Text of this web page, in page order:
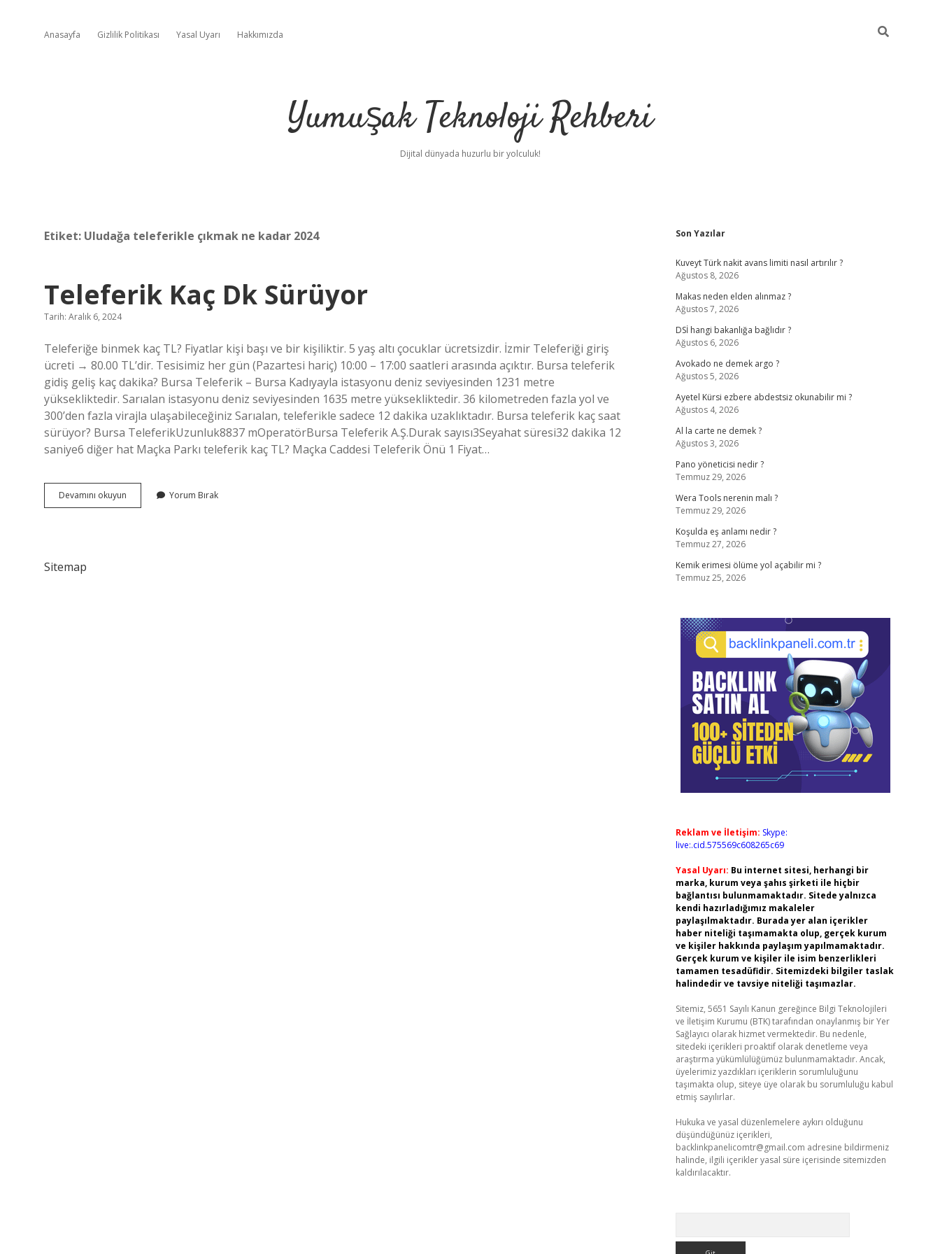
Anasayfa Gizlilik Politikası Yasal Uyarı Hakkımızda
Yumuşak Teknoloji Rehberi
Dijital dünyada huzurlu bir yolculuk!
Etiket: Uludağa teleferikle çıkmak ne kadar 2024
Teleferik Kaç Dk Sürüyor
Tarih: Aralık 6, 2024
Teleferiğe binmek kaç TL? Fiyatlar kişi başı ve bir kişiliktir. 5 yaş altı çocuklar ücretsizdir. İzmir Teleferiği giriş
ücreti → 80.00 TL’dir. Tesisimiz her gün (Pazartesi hariç) 10:00 – 17:00 saatleri arasında açıktır. Bursa teleferik
gidiş geliş kaç dakika? Bursa Teleferik – Bursa Kadıyayla istasyonu deniz seviyesinden 1231 metre
yüksekliktedir. Sarıalan istasyonu deniz seviyesinden 1635 metre yüksekliktedir. 36 kilometreden fazla yol ve
300’den fazla virajla ulaşabileceğiniz Sarıalan, teleferikle sadece 12 dakika uzaklıktadır. Bursa teleferik kaç saat
sürüyor? Bursa TeleferikUzunluk8837 mOperatörBursa Teleferik A.Ş.Durak sayısı3Seyahat süresi32 dakika 12
saniye6 diğer hat Maçka Parkı teleferik kaç TL? Maçka Caddesi Teleferik Önü 1 Fiyat…
Devamını okuyun Teleferik
Kaç
Yorum Bırak
Sitemap
Sidebar
Son Yazılar
Kuveyt Türk nakit avans limiti nasıl artırılır ?
Ağustos 8, 2026
Makas neden elden alınmaz ?
Ağustos 7, 2026
DSİ hangi bakanlığa bağlıdır ?
Ağustos 6, 2026
Avokado ne demek argo ?
Ağustos 5, 2026
Ayetel Kürsi ezbere abdestsiz okunabilir mi ?
Ağustos 4, 2026
Al la carte ne demek ?
Ağustos 3, 2026
Pano yöneticisi nedir ?
Temmuz 29, 2026
Wera Tools nerenin malı ?
Temmuz 29, 2026
Koşulda eş anlamı nedir ?
Temmuz 27, 2026
Kemik erimesi ölüme yol açabilir mi ?
Temmuz 25, 2026
Reklam ve İletişim: Skype:
live:.cid.575569c608265c69
Yasal Uyarı: Bu internet sitesi, herhangi bir
marka, kurum veya şahıs şirketi ile hiçbir
bağlantısı bulunmamaktadır. Sitede yalnızca
kendi hazırladığımız makaleler
paylaşılmaktadır. Burada yer alan içerikler
haber niteliği taşımamakta olup, gerçek kurum
ve kişiler hakkında paylaşım yapılmamaktadır.
Gerçek kurum ve kişiler ile isim benzerlikleri
tamamen tesadüfidir. Sitemizdeki bilgiler taslak
halindedir ve tavsiye niteliği taşımazlar.
Sitemiz, 5651 Sayılı Kanun gereğince Bilgi Teknolojileri
ve İletişim Kurumu (BTK) tarafından onaylanmış bir Yer
Sağlayıcı olarak hizmet vermektedir. Bu nedenle,
sitedeki içerikleri proaktif olarak denetleme veya
araştırma yükümlülüğümüz bulunmamaktadır. Ancak,
üyelerimiz yazdıkları içeriklerin sorumluluğunu
taşımakta olup, siteye üye olarak bu sorumluluğu kabul
etmiş sayılırlar.
Hukuka ve yasal düzenlemelere aykırı olduğunu
düşündüğünüz içerikleri,
backlinkpanelicomtr@gmail.com adresine bildirmeniz
halinde, ilgili içerikler yasal süre içerisinde sitemizden
kaldırılacaktır.